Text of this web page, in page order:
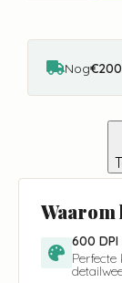
Nog
Waarom
600